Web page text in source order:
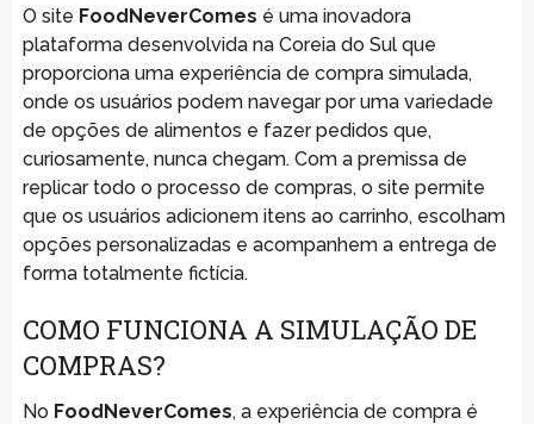
O site FoodNeverComes é uma inovadora
plataforma desenvolvida na Coreia do Sul que
proporciona uma experiência de compra simulada,
onde os usuários podem navegar por uma variedade
de opções de alimentos e fazer pedidos que,
curiosamente, nunca chegam. Com a premissa de
replicar todo o processo de compras, o site permite
que os usuários adicionem itens ao carrinho, escolham
opções personalizadas e acompanhem a entrega de
forma totalmente fictícia.
COMO FUNCIONA A SIMULAÇÃO DE
COMPRAS?
No FoodNeverComes, a experiência de compra é